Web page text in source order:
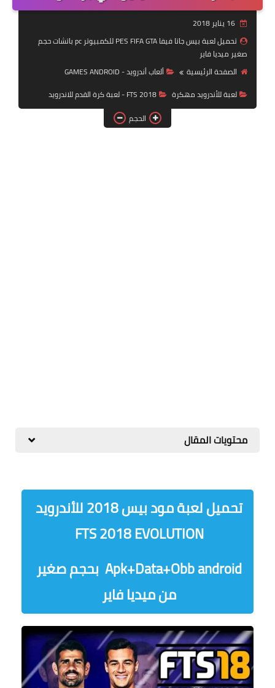
بلايستيشن PS2
16 يناير 2018
تحميل لعبة بيس جاتا فيفا PES FIFA GTA للكمبيوتر pc باتشات حجم
صغير ميديا فاير
الصفحة الرئيسية
ألعاب أندرويد - GAMES ANDROID
لعبة للأندرويد مهكرة
FTS 2018 - لعبة كرة القدم للاندرويد
الحجم
محتويات المقال
تحميل لعبة مود بيس 2018 للأندرويد
FTS 2018 EVOLUTION
Apk+Data+Obb android بحجم صغير
من ميديا فاير